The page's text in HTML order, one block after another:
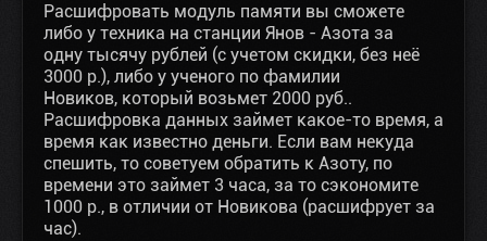
Расшифровать модуль памяти вы сможете
либо у техника на станции Янов - Азота за
одну тысячу рублей (с учетом скидки, без неё
3000 р.), либо у ученого по фамилии
Новиков, который возьмет 2000 руб..
Расшифровка данных займет какое-то время, а
время как известно деньги. Если вам некуда
спешить, то советуем обратить к Азоту, по
времени это займет 3 часа, за то сэкономите
1000 р., в отличии от Новикова (расшифрует за
час).